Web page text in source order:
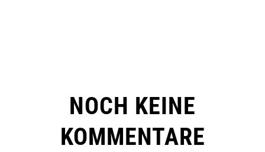
NOCH KEINE
KOMMENTARE